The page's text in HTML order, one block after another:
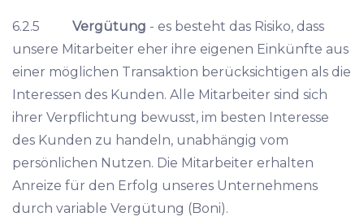
6.2.5 Vergütung - es besteht das Risiko, dass
unsere Mitarbeiter eher ihre eigenen Einkünfte aus
einer möglichen Transaktion berücksichtigen als die
Interessen des Kunden. Alle Mitarbeiter sind sich
ihrer Verpflichtung bewusst, im besten Interesse
des Kunden zu handeln, unabhängig vom
persönlichen Nutzen. Die Mitarbeiter erhalten
Anreize für den Erfolg unseres Unternehmens
durch variable Vergütung (Boni).